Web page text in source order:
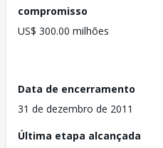
compromisso
US$ 300.00 milhões
Data de encerramento
31 de dezembro de 2011
Última etapa alcançada